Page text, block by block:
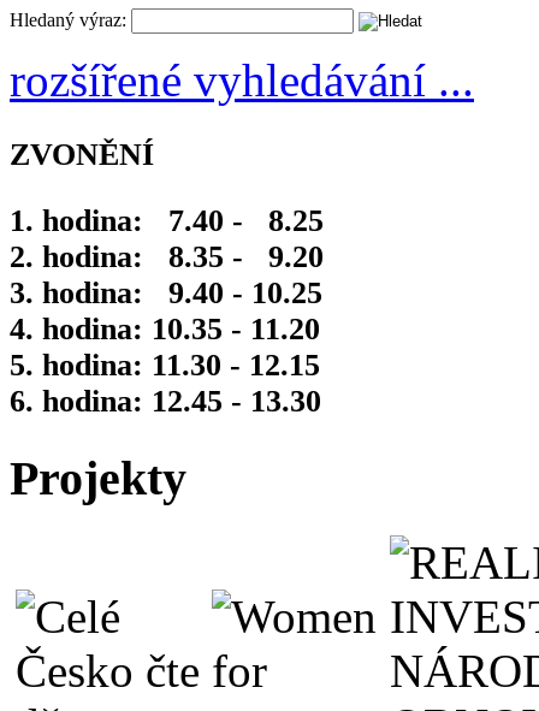
Hledaný výraz:
rozšířené vyhledávání ...
ZVONĚNÍ
1. hodina: 7.40 - 8.25
2. hodina: 8.35 - 9.20
3. hodina: 9.40 - 10.25
4. hodina: 10.35 - 11.20
5. hodina: 11.30 - 12.15
6. hodina: 12.45 - 13.30
Projekty